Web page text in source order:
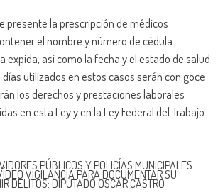
presente la prescripción de médicos
el nombre y número de cédula
expida, así como la fecha y el estado de salud
utilizados en estos casos serán con goce
los derechos y prestaciones laborales
en esta Ley y en la Ley Federal del Trabajo.
PÚBLICOS Y POLICÍAS MUNICIPALES
VIGILANCIA PARA DOCUMENTAR SU
DELITOS: DIPUTADO OSCAR CASTRO